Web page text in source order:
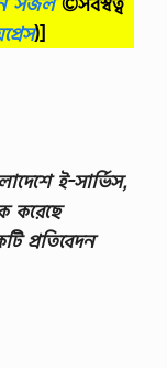
)]
ই-সার্ভিস,
করেছে
প্রতিবেদন